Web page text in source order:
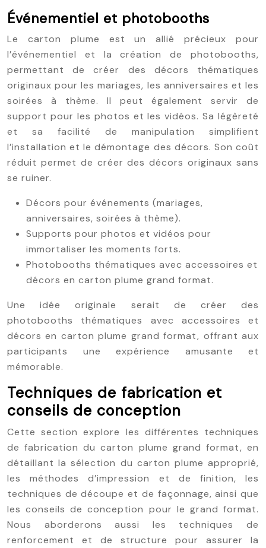
Événementiel et photobooths
Le carton plume est un allié précieux pour
l’événementiel et la création de photobooths,
permettant de créer des décors thématiques
originaux pour les mariages, les anniversaires et les
soirées à thème. Il peut également servir de
support pour les photos et les vidéos. Sa légèreté
et sa facilité de manipulation simplifient
l’installation et le démontage des décors. Son coût
réduit permet de créer des décors originaux sans
se ruiner.
Décors pour événements (mariages,
anniversaires, soirées à thème).
Supports pour photos et vidéos pour
immortaliser les moments forts.
Photobooths thématiques avec accessoires et
décors en carton plume grand format.
Une idée originale serait de créer des
photobooths thématiques avec accessoires et
décors en carton plume grand format, offrant aux
participants une expérience amusante et
mémorable.
Techniques de fabrication et
conseils de conception
Cette section explore les différentes techniques
de fabrication du carton plume grand format, en
détaillant la sélection du carton plume approprié,
les méthodes d’impression et de finition, les
techniques de découpe et de façonnage, ainsi que
les conseils de conception pour le grand format.
Nous aborderons aussi les techniques de
renforcement et de structure pour assurer la